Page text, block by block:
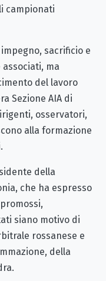
campionati
sacrificio e
ma
del lavoro
Sezione AIA di
osservatori,
alla formazione
della
che ha espresso
siano motivo di
rossanese e
della